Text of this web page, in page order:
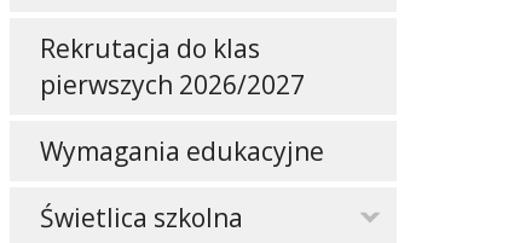
Rekrutacja do klas
pierwszych 2026/2027
Wymagania edukacyjne
Świetlica szkolna